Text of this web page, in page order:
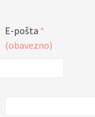
E-pošta *
(obavezno)